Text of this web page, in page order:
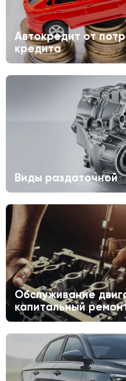
Автокредит от
кредита
Виды раздаточной
Обслуживание
капитальный